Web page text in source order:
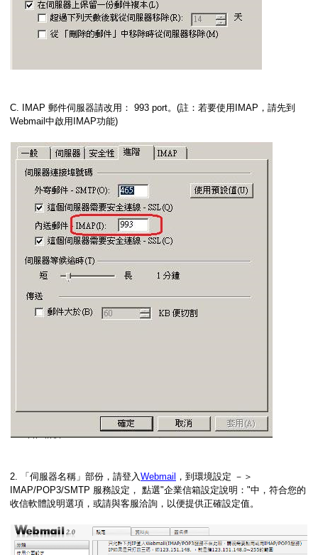
C. IMAP 郵件伺服器請改用： 993 port。(註：若要使用IMAP，請先到
Webmail中啟用IMAP功能)
2. 「伺服器名稱」部份，請登入Webmail ，到環境設定 －＞
IMAP/POP3/SMTP 服務設定， 點選"企業信箱設定說明："中，符合您的
收信軟體說明選項，或請與客服洽詢，以便提供正確設定值。